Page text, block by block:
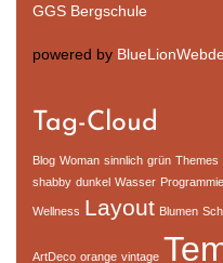
GGS Bergschule
powered by
Tag-Cloud
Blog Woman sinnlich grün Themes
shabby dunkel Wasser
Wellness Layout Blumen
ArtDeco orange vintage